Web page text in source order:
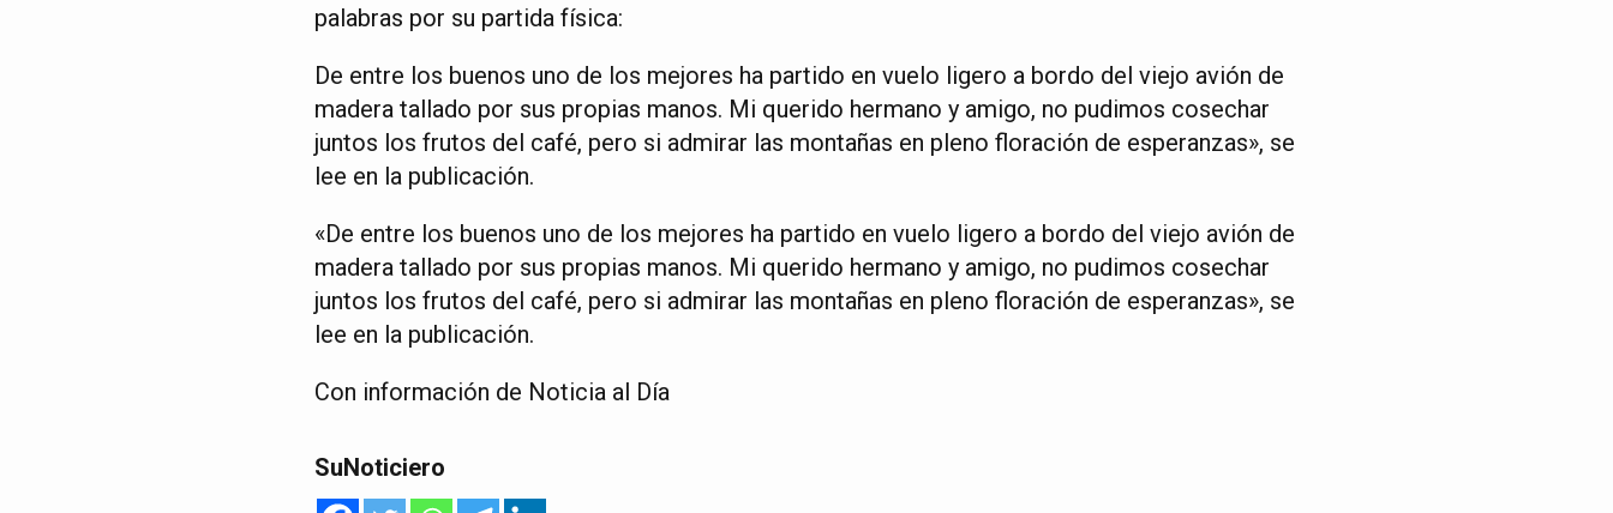
palabras por su partida física:
De entre los buenos uno de los mejores ha partido en vuelo ligero a bordo del viejo avión de
madera tallado por sus propias manos. Mi querido hermano y amigo, no pudimos cosechar
juntos los frutos del café, pero si admirar las montañas en pleno floración de esperanzas», se
lee en la publicación.
«De entre los buenos uno de los mejores ha partido en vuelo ligero a bordo del viejo avión de
madera tallado por sus propias manos. Mi querido hermano y amigo, no pudimos cosechar
juntos los frutos del café, pero si admirar las montañas en pleno floración de esperanzas», se
lee en la publicación.
Con información de Noticia al Día
SuNoticiero